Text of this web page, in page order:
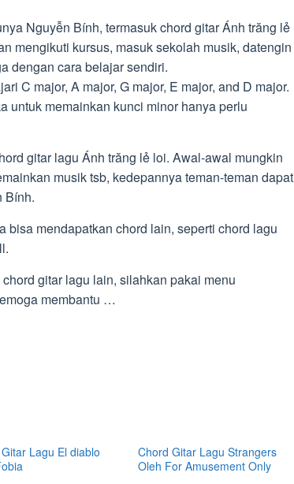
Nguyễn Bính, termasuk chord gitar Ánh trăng lẻ
mengikuti kursus, masuk sekolah musik, datengin
dengan cara belajar sendiri.
C major, A major, G major, E major, and D major.
untuk memainkan kunci minor hanya perlu
gitar lagu Ánh trăng lẻ loi. Awal-awal mungkin
musik tsb, kedepannya teman-teman dapat
Bính.
bisa mendapatkan chord lain, seperti chord lagu
gitar lagu lain, silahkan pakai menu
membantu …
Lagu El diablo
Chord Gitar Lagu Strangers
Oleh For Amusement Only